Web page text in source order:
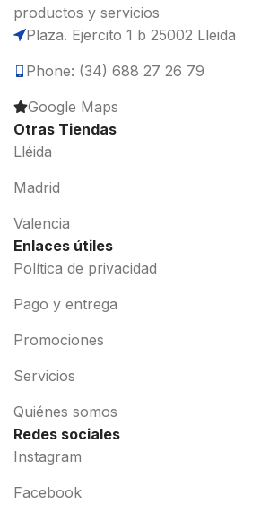
productos y servicios
Plaza. Ejercito 1 b 25002 Lleida
Phone: (34) 688 27 26 79
Google Maps
Otras Tiendas
Lléida
Madrid
Valencia
Enlaces útiles
Política de privacidad
Pago y entrega
Promociones
Servicios
Quiénes somos
Redes sociales
Instagram
Facebook